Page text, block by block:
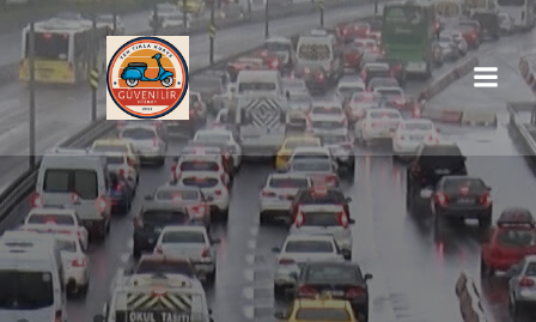
İçeriğe
geç